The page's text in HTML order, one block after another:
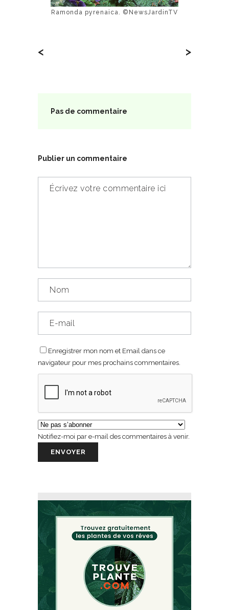
Ramonda pyrenaica. ©NewsJardinTV
< >
Pas de commentaire
Publier un commentaire
Enregistrer mon nom et Email dans ce
navigateur pour mes prochains commentaires.
Notifiez-moi par e-mail des commentaires à venir.